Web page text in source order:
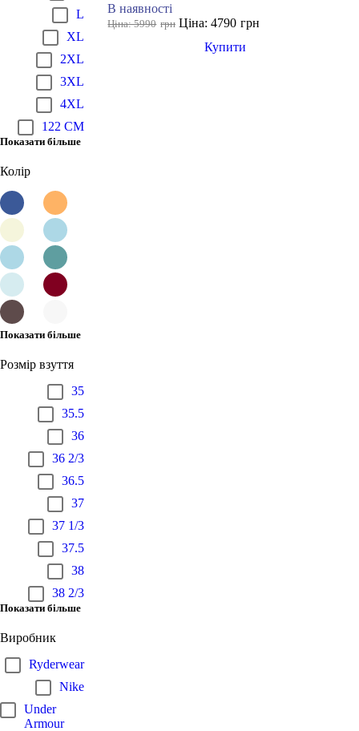
L
XL
2XL
3XL
4XL
122 CM
Показати більше
Колір
Показати більше
Розмір взуття
35
35.5
36
36 2/3
36.5
37
37 1/3
37.5
38
38 2/3
Показати більше
Виробник
Ryderwear
Nike
Under
Armour
В наявності
грн
Ціна: 5990 грн
Ціна: 4790
Купити